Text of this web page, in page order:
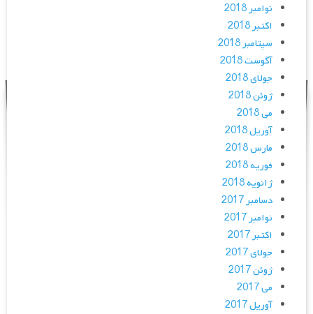
نوامبر 2018
اکتبر 2018
سپتامبر 2018
آگوست 2018
جولای 2018
ژوئن 2018
می 2018
آوریل 2018
مارس 2018
فوریه 2018
ژانویه 2018
دسامبر 2017
نوامبر 2017
اکتبر 2017
جولای 2017
ژوئن 2017
می 2017
آوریل 2017